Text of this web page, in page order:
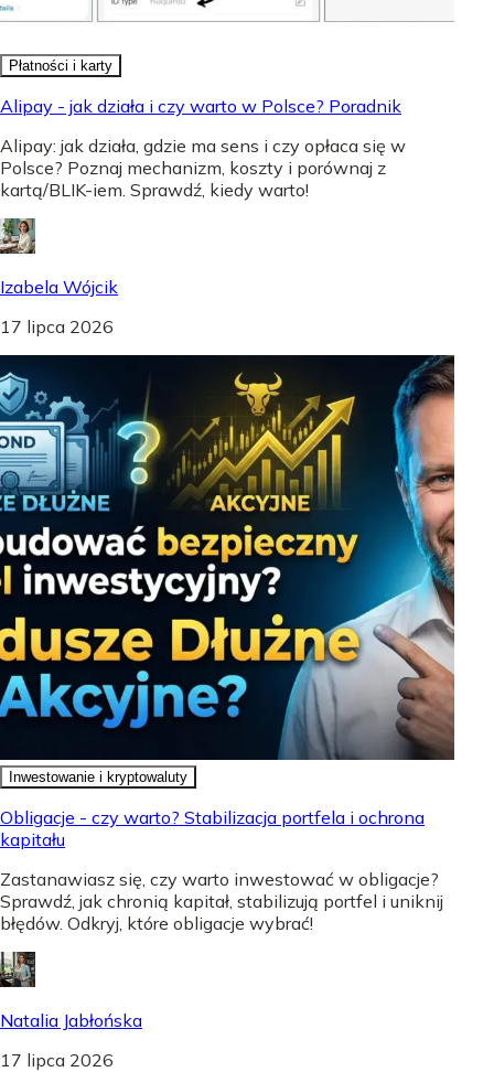
Płatności i karty
Alipay - jak działa i czy warto w Polsce? Poradnik
Alipay: jak działa, gdzie ma sens i czy opłaca się w
Polsce? Poznaj mechanizm, koszty i porównaj z
kartą/BLIK-iem. Sprawdź, kiedy warto!
Izabela Wójcik
17 lipca 2026
Inwestowanie i kryptowaluty
Obligacje - czy warto? Stabilizacja portfela i ochrona
kapitału
Zastanawiasz się, czy warto inwestować w obligacje?
Sprawdź, jak chronią kapitał, stabilizują portfel i uniknij
błędów. Odkryj, które obligacje wybrać!
Natalia Jabłońska
17 lipca 2026